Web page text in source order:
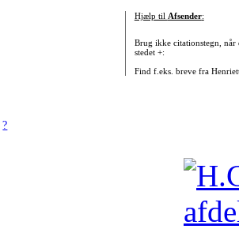
?
Hjælp til Afsender:
Brug ikke citationstegn, når
stedet +:
Find f.eks. breve fra